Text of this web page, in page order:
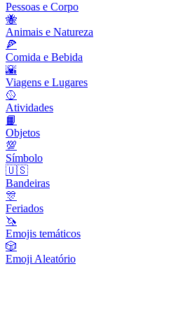
Pessoas e Corpo
🐝
Animais e Natureza
🍕
Comida e Bebida
🌇
Viagens e Lugares
🥎
Atividades
📙
Objetos
💯
Símbolo
🇺🇸
Bandeiras
🎊
Feriados
🦄
Emojis temáticos
🎲
Emoji Aleatório